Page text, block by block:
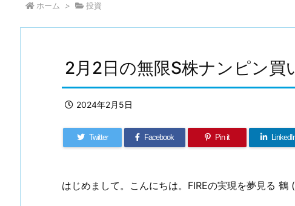
ホーム > 投資
2月2日の無限S株ナンピン買
2024年2月5日
Twitter Facebook Pin it
はじめまして。こんにちは。FIREの実現を夢見る 鶴 (